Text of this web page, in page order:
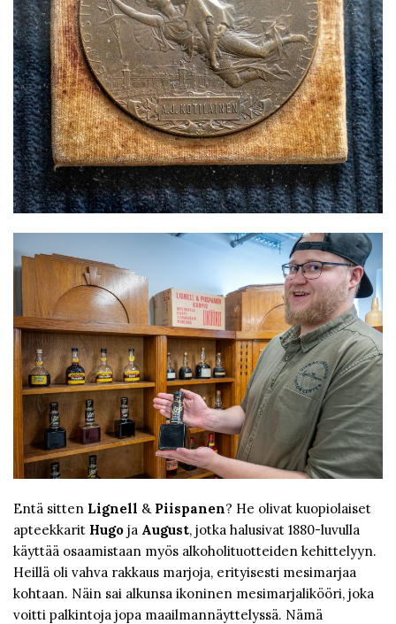
Entä sitten Lignell & Piispanen? He olivat kuopiolaiset
apteekkarit Hugo ja August, jotka halusivat 1880-luvulla
käyttää osaamistaan myös alkoholituotteiden kehittelyyn.
Heillä oli vahva rakkaus marjoja, erityisesti mesimarjaa
kohtaan. Näin sai alkunsa ikoninen mesimarjalikööri, joka
voitti palkintoja jopa maailmannäyttelyssä. Nämä